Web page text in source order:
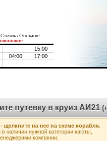
Отплытие
15:00
04:00
17:00
путевку в круиз АИ21
щелкните на нее на схеме корабля.
нужной категории каюты,
компании.